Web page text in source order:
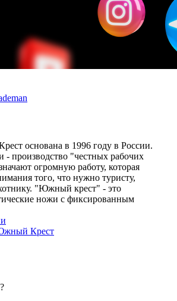
основана в 1996 году в России.
производство "честных рабочих
огромную работу, которая
того, что нужно туристу,
"Южный крест" - это
ножи с фиксированным
Крест